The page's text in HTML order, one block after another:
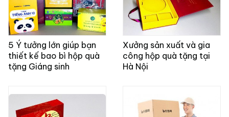
5 Ý tưởng lớn giúp bạn
thiết kế bao bì hộp quà
tặng Giáng sinh
Xưởng sản xuất và gia
công hộp quà tặng tại
Hà Nội